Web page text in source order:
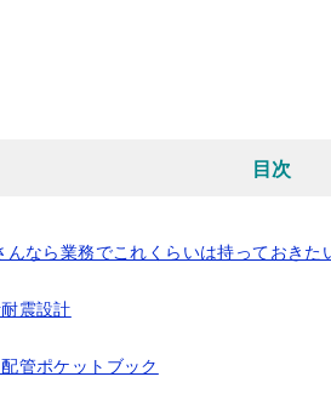
目次
んなら業務でこれくらいは持っておきた
震設計
管ポケットブック